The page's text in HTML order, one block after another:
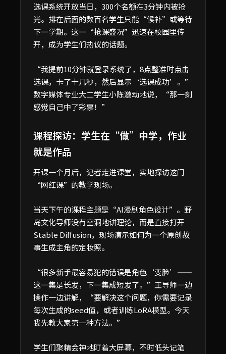
选课系统开放当日，300个名额在3分钟内被抢
光。排在后面的数百名学生只能“候补”或等待
下一学期。这一“抢课盛况”迅速在校园里传
开，成为学生们热议的话题。
“我提前10分钟就登录系统了，8点整准时点击
选课，卡了十几秒，然后显示‘选课成功’。”
数字媒体专业大二学生小陈激动地说，“那一刻
感觉自己中了彩票！”
课程探访：学生在“做”中学，作业
就是作品
开课一个月后，记者走进课堂，实地探访这门
“网红课”的教学现场。
当天下午的课程主题是“AI漫剧角色设计”。野
岛文化导师没有空洞地讲理论，而是直接打开
Stable Diffusion，现场演示如何为一个原创故
事生成主角的定妆照。
“很多新手最容易犯的错误是角色‘变脸’——
这一集是长发，下一集成短发了。”王导师一边
操作一边讲解，“要解决这个问题，你需要记录
每次生成的seed值，或者训练LoRA模型。今天
我先教大家第一种方法。”
学生们聚精会神地盯着大屏幕，不时低头记笔